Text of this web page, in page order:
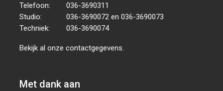
Telefoon:
036-3690311
Studio:
036-3690072 en 036-3690073
Techniek:
036-3690074
Bekijk al onzecontactgegevens
Met dank aan